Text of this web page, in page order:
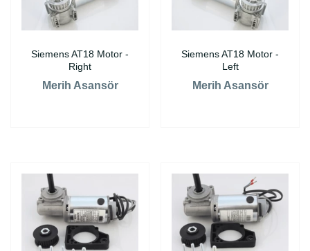
Siemens AT18 Motor -
Right
Merih Asansör
Siemens AT18 Motor -
Left
Merih Asansör